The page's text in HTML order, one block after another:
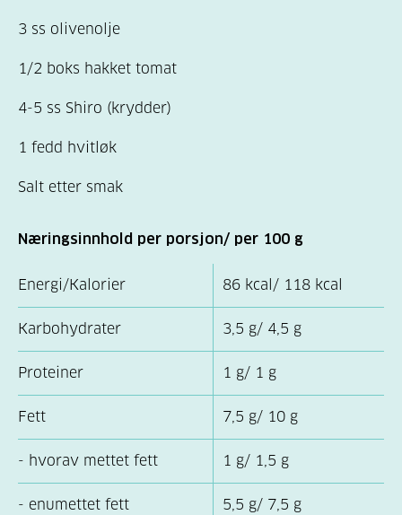
3 ss olivenolje
1/2 boks hakket tomat
4-5 ss Shiro (krydder)
1 fedd hvitløk
Salt etter smak
Næringsinnhold per porsjon/ per 100 g
Energi/Kalorier 86 kcal/ 118 kcal
Karbohydrater 3,5 g/ 4,5 g
Proteiner 1 g/ 1 g
Fett 7,5 g/ 10 g
- hvorav mettet fett 1 g/ 1,5 g
- enumettet fett 5,5 g/ 7,5 g